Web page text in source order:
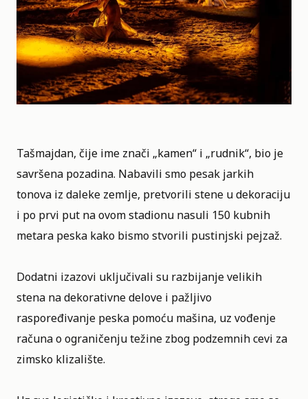
Tašmajdan, čije ime znači „kamen“ i „rudnik“, bio je
savršena pozadina. Nabavili smo pesak jarkih
tonova iz daleke zemlje, pretvorili stene u dekoraciju
i po prvi put na ovom stadionu nasuli 150 kubnih
metara peska kako bismo stvorili pustinjski pejzaž.
Dodatni izazovi uključivali su razbijanje velikih
stena na dekorativne delove i pažljivo
raspoređivanje peska pomoću mašina, uz vođenje
računa o ograničenju težine zbog podzemnih cevi za
zimsko klizalište.